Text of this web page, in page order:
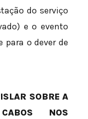
do serviço
e o evento
para o dever de
SOBRE A
NOS